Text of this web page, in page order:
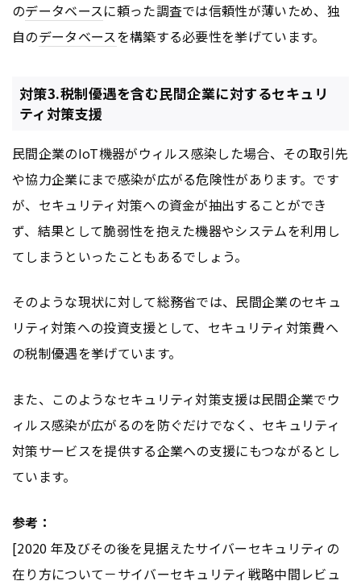
のデータベースに頼った調査では信頼性が薄いため、独
自のデータベースを構築する必要性を挙げています。
対策3.税制優遇を含む民間企業に対するセキュリ
ティ対策支援
民間企業のIoT機器がウィルス感染した場合、その取引先
や協力企業にまで感染が広がる危険性があります。です
が、セキュリティ対策への資金が抽出することができ
ず、結果として脆弱性を抱えた機器やシステムを利用し
てしまうといったこともあるでしょう。
そのような現状に対して総務省では、民間企業のセキュ
リティ対策への投資支援として、セキュリティ対策費へ
の税制優遇を挙げています。
また、このようなセキュリティ対策支援は民間企業でウ
ィルス感染が広がるのを防ぐだけでなく、セキュリティ
対策サービスを提供する企業への支援にもつながるとし
ています。
参考：
[2020 年及びその後を見据えたサイバーセキュリティの
在り方について－サイバーセキュリティ戦略中間レビュ